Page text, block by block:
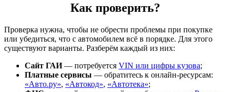
Как проверить?
Проверка нужна, чтобы не обрести проблемы при покупке
или убедиться, что с автомобилем всё в порядке. Для этого
существуют варианты. Разберём каждый из них:
Сайт ГАИ— потребуется VIN или цифры кузова;
Платные сервисы — обратитесь к онлайн-ресурсам:
«Авто.ру», «Автокод», «Автотека»;